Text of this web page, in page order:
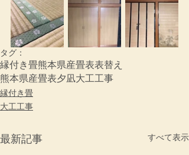
タグ：
縁付き畳熊本県産畳表表替え
熊本県産畳表夕凪大工工事
縁付き畳
大工工事
最新記事 すべて表示